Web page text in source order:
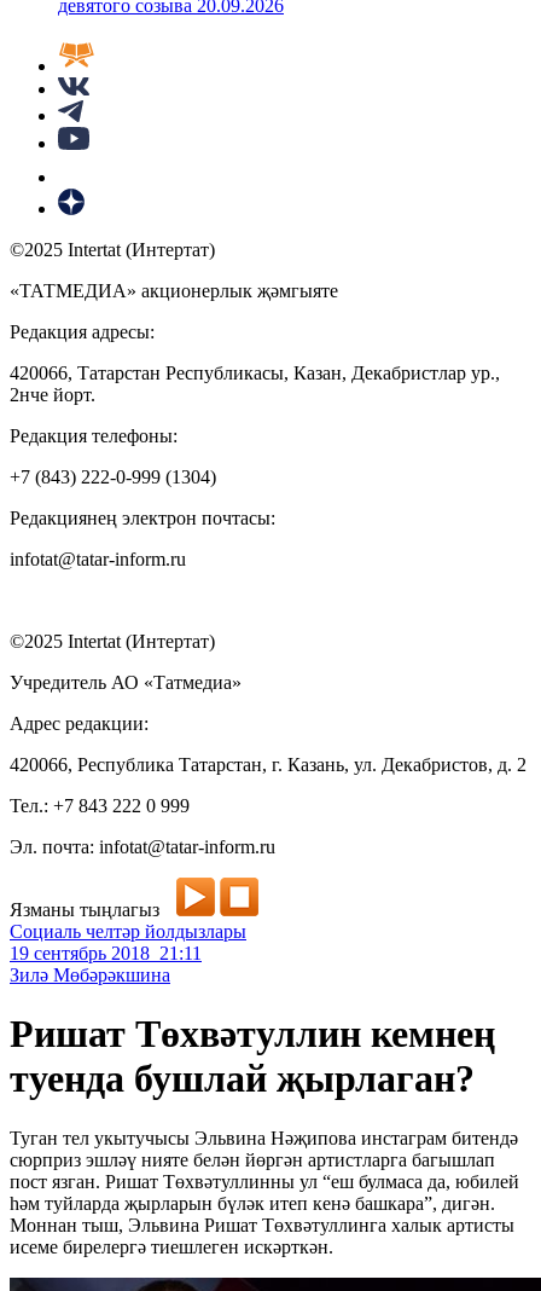
девятого созыва 20.09.2026
©2025 Intertat (Интертат)
«ТАТМЕДИА» акционерлык җәмгыяте
Редакция адресы:
420066, Татарстан Республикасы, Казан, Декабристлар ур.,
2нче йорт.
Редакция телефоны:
+7 (843) 222-0-999 (1304)
Редакциянең электрон почтасы:
infotat@tatar-inform.ru
©2025 Intertat (Интертат)
Учредитель АО «Татмедиа»
Адрес редакции:
420066, Республика Татарстан, г. Казань, ул. Декабристов, д. 2
Тел.: +7 843 222 0 999
Эл. почта: infotat@tatar-inform.ru
Язманы тыңлагыз
Социаль челтәр йолдызлары
19 сентябрь 2018 21:11
Зилә Мөбәрәкшина
Ришат Төхвәтуллин кемнең
туенда бушлай җырлаган?
Туган тел укытучысы Эльвина Нәҗипова инстаграм битендә
сюрприз эшләү нияте белән йөргән артистларга багышлап
пост язган. Ришат Төхвәтуллинны ул “еш булмаса да, юбилей
һәм туйларда җырларын бүләк итеп кенә башкара”, дигән.
Моннан тыш, Эльвина Ришат Төхвәтуллинга халык артисты
исеме бирелергә тиешлеген искәрткән.